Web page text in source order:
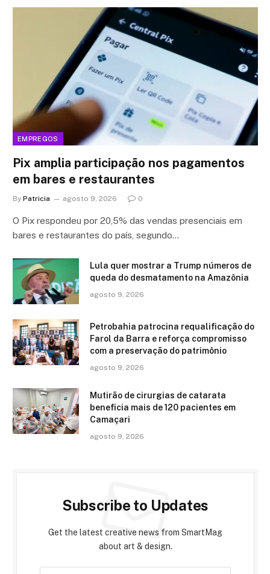
EMPREGOS
Pix amplia participação nos pagamentos
em bares e restaurantes
By Patricia agosto 9, 2026 0
O Pix respondeu por 20,5% das vendas presenciais em
bares e restaurantes do país, segundo…
Lula quer mostrar a Trump números de
queda do desmatamento na Amazônia
agosto 9, 2026
Petrobahia patrocina requalificação do
Farol da Barra e reforça compromisso
com a preservação do patrimônio
agosto 9, 2026
Mutirão de cirurgias de catarata
beneficia mais de 120 pacientes em
Camaçari
agosto 9, 2026
Subscribe to Updates
Get the latest creative news from SmartMag
about art & design.